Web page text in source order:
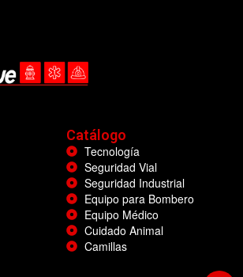
Catálogo
Tecnología
Seguridad Vial
Seguridad Industrial
Equipo para Bombero
Equipo Médico
Cuidado Animal
Camillas